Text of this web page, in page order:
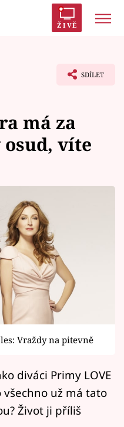
ŽIVĚ
Vary
SDÍLET
má za
víte
Vraždy na pitevně
diváci Primy LOVE
všechno už má tato
Život ji příliš